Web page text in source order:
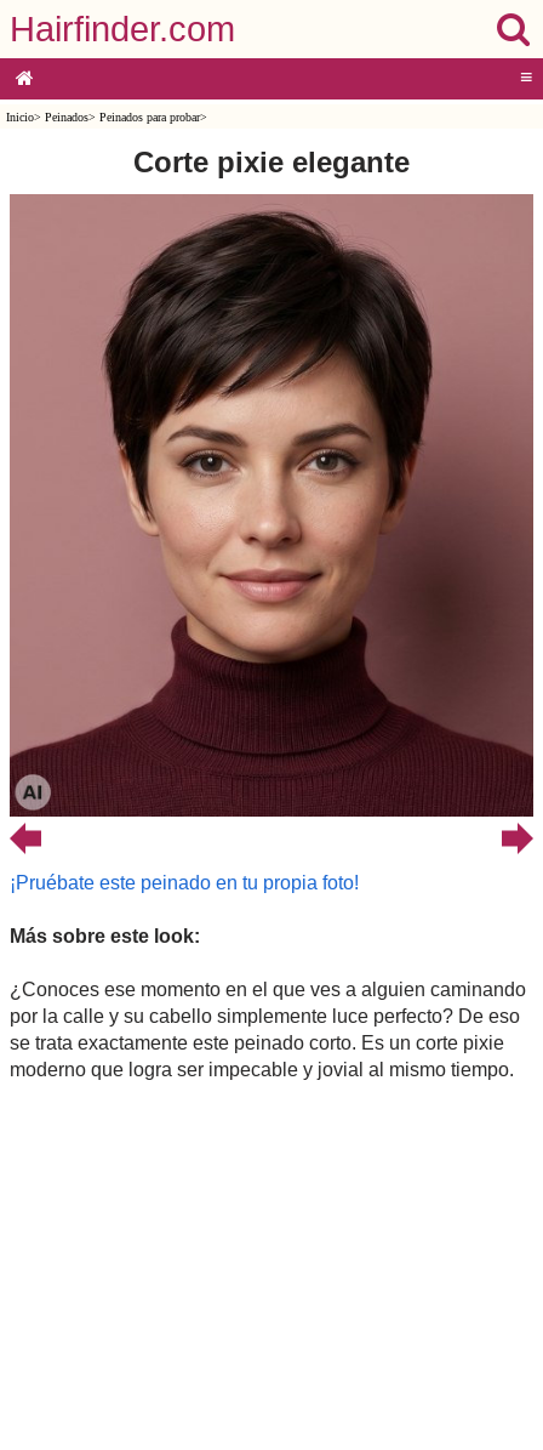
Hairfinder.com
≡
Inicio> Peinados> Peinados para probar>
Corte pixie elegante
¡Pruébate este peinado en tu propia foto!
Más sobre este look:
¿Conoces ese momento en el que ves a alguien caminando
por la calle y su cabello simplemente luce perfecto? De eso
se trata exactamente este peinado corto. Es un corte pixie
moderno que logra ser impecable y jovial al mismo tiempo.